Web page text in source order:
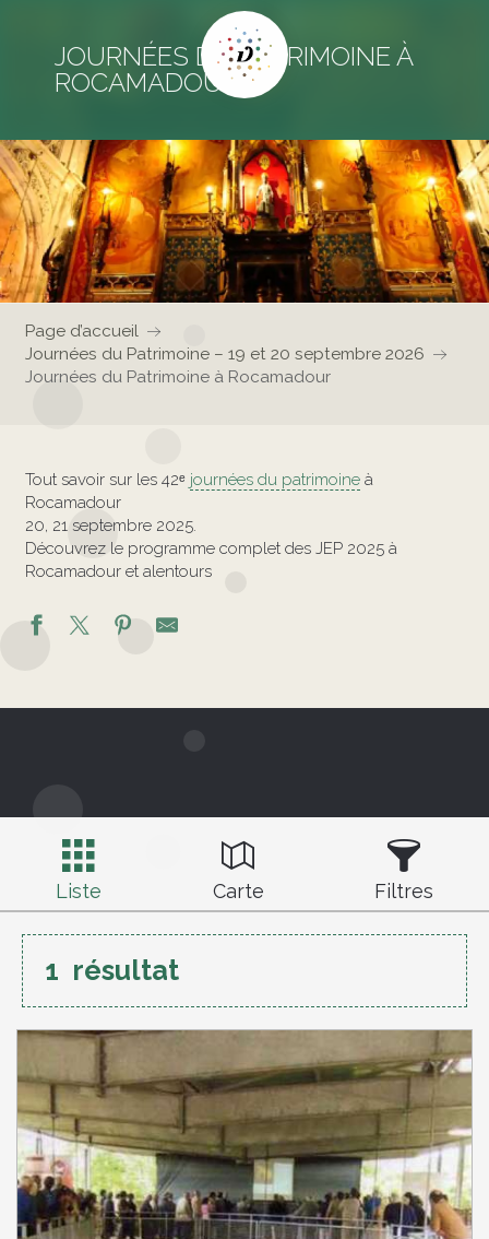
JOURNÉES DU PATRIMOINE À
ROCAMADOUR
Page d’accueil
Journées du Patrimoine – 19 et 20 septembre 2026
Journées du Patrimoine à Rocamadour
Tout savoir sur les 42ᵉ journées du patrimoineà
Rocamadour
20, 21 septembre 2025.
Découvrez le programme complet des JEP 2025 à
Rocamadour et alentours
Liste Carte Filtres
1 résultat